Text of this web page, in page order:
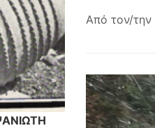
Από τον/την